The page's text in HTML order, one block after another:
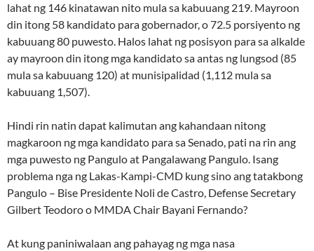
lahat ng 146 kinatawan nito mula sa kabuuang 219. Mayroon
din itong 58 kandidato para gobernador, o 72.5 porsiyento ng
kabuuang 80 puwesto. Halos lahat ng posisyon para sa alkalde
ay mayroon din itong mga kandidato sa antas ng lungsod (85
mula sa kabuuang 120) at munisipalidad (1,112 mula sa
kabuuang 1,507).
Hindi rin natin dapat kalimutan ang kahandaan nitong
magkaroon ng mga kandidato para sa Senado, pati na rin ang
mga puwesto ng Pangulo at Pangalawang Pangulo. Isang
problema nga ng Lakas-Kampi-CMD kung sino ang tatakbong
Pangulo – Bise Presidente Noli de Castro, Defense Secretary
Gilbert Teodoro o MMDA Chair Bayani Fernando?
At kung paniniwalaan ang pahayag ng mga nasa